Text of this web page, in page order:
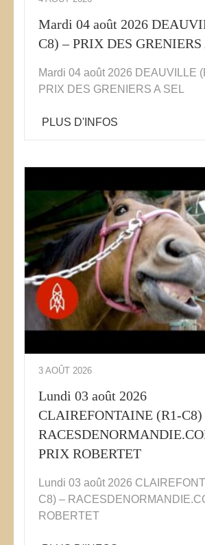
Mardi 04 août 2026
C8) – PRIX DES GRENIERS
Mardi 04 août 2026 DEAUVILLE
PRIX DES GRENIERS A SEL
PLUS D'INFOS
3 AOÛT 2026
Lundi 03 août 2026
CLAIREFONTAINE (R1-C8)
PRIX ROBERTET
Lundi 03 août 2026
C8) –
ROBERTET